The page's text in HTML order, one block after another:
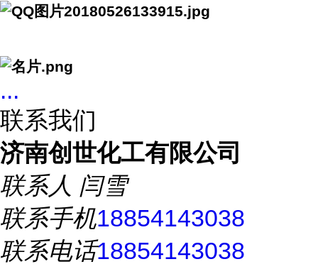
...
联系我们
济南创世化工有限公司
联系人 闫雪
联系手机18854143038
联系电话18854143038